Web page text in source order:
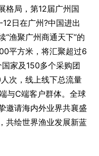
格局，第12届广州国
日在广州?中国进出
“渔聚广州商通天下”的
平方米，将汇聚超过6
家及150多个采购团
次，线上线下总流量
与C端客户群体。全球
邀请海内外业界共襄盛
共绘世界渔业发展新蓝